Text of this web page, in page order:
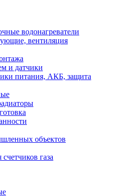
водонагреватели
вентиляция
и датчики
питания, АКБ, защита
объектов
газа